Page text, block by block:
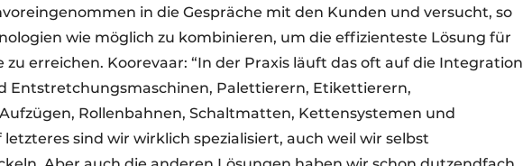
in die Gespräche mit den Kunden und versucht, so
wie möglich zu kombinieren, um die effizienteste Lösung für
zu erreichen. Koorevaar: “In der Praxis läuft das oft auf die Integration
Entstretchungsmaschinen, Palettierern, Etikettierern,
Rollenbahnen, Schaltmatten, Kettensystemen und
sind wir wirklich spezialisiert, auch weil wir selbst